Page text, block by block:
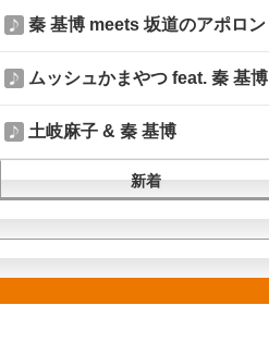
秦 基博 meets 坂道のアポロン
ムッシュかまやつ feat. 秦 基博
土岐麻子 & 秦 基博
新着